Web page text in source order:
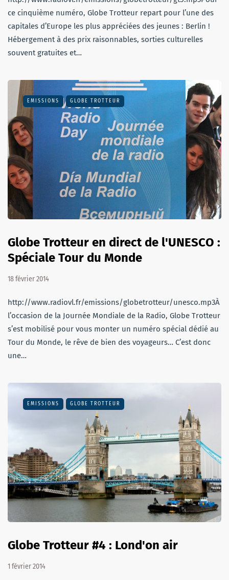
ce cinquième numéro, Globe Trotteur repart pour l’une des
capitales d’Europe les plus appréciées des jeunes : Berlin !
Hébergement à des prix raisonnables, sorties culturelles
souvent gratuites et…
EMISSIONS GLOBE TROTTEUR
Globe Trotteur en direct de l'UNESCO :
Spéciale Tour du Monde
18 février 2014
http://www.radiovl.fr/emissions/globetrotteur/unesco.mp3À
l’occasion de la Journée Mondiale de la Radio, Globe Trotteur
s’est mobilisé pour vous monter un numéro spécial dédié au
Tour du Monde, le rêve de bien des voyageurs… C’est donc
une…
EMISSIONS GLOBE TROTTEUR
Globe Trotteur #4 : Lond'on air
1 février 2014